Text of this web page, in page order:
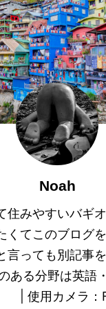
Noah
住みやすいバギ
くてこのブログ
っても別記事
ある分野は英語
| 使用カメラ：